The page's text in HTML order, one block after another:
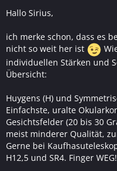
Hallo Sirius,
ich merke schon, dass es
nicht so weit her ist
individuellen Stärken und
Übersicht:
Huygens (H) und
Einfachste, uralte
Gesichtsfelder (20 bis 30
meist minderer Qualität,
Gerne bei
H12,5 und SR4. Finger WEG!